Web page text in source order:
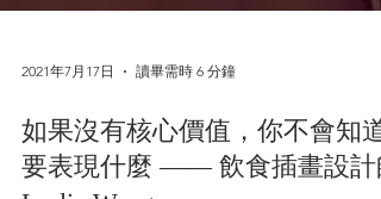
2021年7月17日 讀畢需時 6 分鐘